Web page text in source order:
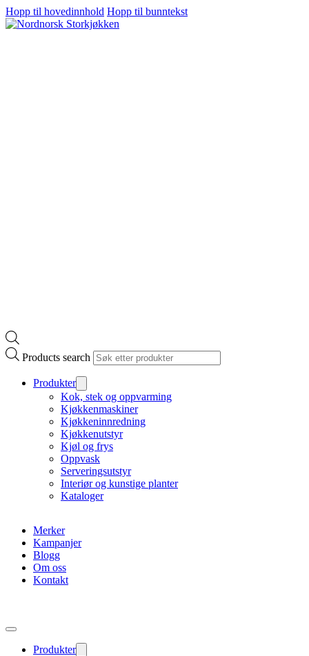
Hopp til hovedinnhold Hopp til bunntekst
Products search
Produkter
Kok, stek og oppvarming
Kjøkkenmaskiner
Kjøkkeninnredning
Kjøkkenutstyr
Kjøl og frys
Oppvask
Serveringsutstyr
Interiør og kunstige planter
Kataloger
Merker
Kampanjer
Blogg
Om oss
Kontakt
Produkter